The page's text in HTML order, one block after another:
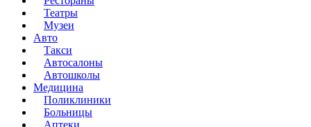
Театры
Музеи
Авто
Такси
Автосалоны
Автошколы
Медицина
Поликлиники
Больницы